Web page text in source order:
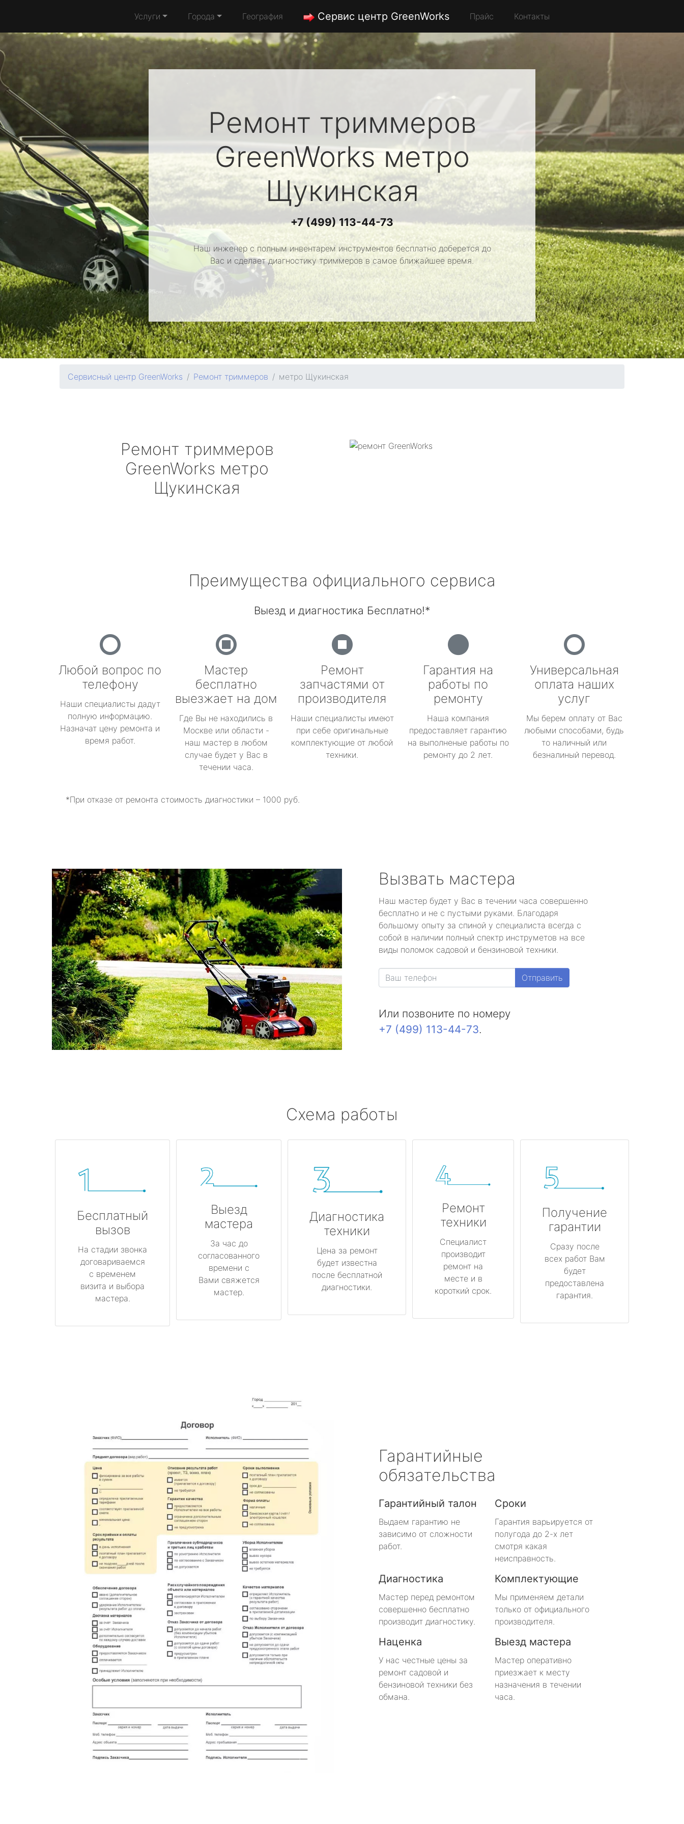
Услуги Города География Сервис центр GreenWorks Прайс Контакты
Ремонт триммеров
GreenWorksметро
Щукинская
+7 (499) 113-44-73
Наш инженер с полным инвентарем инструментов бесплатно доберется до
Вас и сделает диагностику триммеров в самое ближайшее время.
Сервисный центр GreenWorks Ремонт триммеров метро Щукинская
Ремонт триммеров
GreenWorks метро
Щукинская
Преимущества официального сервиса
Выезд и диагностика Бесплатно!*
Любой вопрос по
телефону
Наши специалисты дадут
полную информацию.
Назначат цену ремонта и
время работ.
Мастер
бесплатно
выезжает на дом
Где Вы не находились в
Москве или области -
наш мастер в любом
случае будет у Вас в
течении часа.
Ремонт
запчастями от
производителя
Наши специалисты имеют
при себе оригинальные
комплектующие от любой
техники.
Гарантия на
работы по
ремонту
Наша компания
предоставляет гарантию
на выполненые работы по
ремонту до 2 лет.
Универсальная
оплата наших
услуг
Мы берем оплату от Вас
любыми способами, будь
то наличный или
безналиный перевод.
*При отказе от ремонта стоимость диагностики – 1000 руб.
Вызвать мастера
Наш мастер будет у Вас в течении часа совершенно
бесплатно и не с пустыми руками. Благодаря
большому опыту за спиной у специалиста всегда с
собой в наличии полный спектр инструметов на все
виды поломок садовой и бензиновой техники.
Отправить
Или позвоните по номеру
+7 (499) 113-44-73.
Схема работы
Бесплатный
вызов
На стадии звонка
договариваемся
с временем
визита и выбора
мастера.
Выезд
мастера
За час до
согласованного
времени с
Вами свяжется
мастер.
Диагностика
техники
Цена за ремонт
будет известна
после бесплатной
диагностики.
Ремонт
техники
Специалист
производит
ремонт на
месте и в
короткий срок.
Получение
гарантии
Сразу после
всех работ Вам
будет
предоставлена
гарантия.
Гарантийные
обязательства
Гарантийный талон
Выдаем гарантию не
зависимо от сложности
работ.
Сроки
Гарантия варьируется от
полугода до 2-х лет
смотря какая
неисправность.
Диагностика
Мастер перед ремонтом
совершенно бесплатно
производит диагностику.
Комплектующие
Мы применяем детали
только от официального
производителя.
Наценка
У нас честные цены за
ремонт садовой и
бензиновой техники без
обмана.
Выезд мастера
Мастер оперативно
приезжает к месту
назначения в течении
часа.